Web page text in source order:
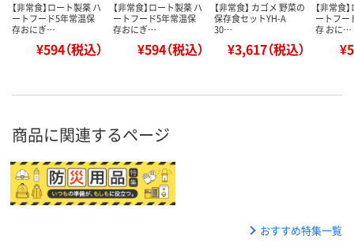
【非常食】ロート製薬 ハ
ートフード5年常温保
存おにぎ…
¥594（税込）
【非常食】ロート製薬 ハ
ートフード5年常温保
存おにぎ…
¥594（税込）
【非常食】 カゴメ 野菜の
保存食セットYH-A
30…
¥3,617（税込）
【非常食
ートフー
存 おに…
商品に関連するページ
おすすめ特集一覧